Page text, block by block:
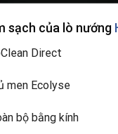
sạch của lò nướng
Direct
men Ecolyse
bộ bằng kính